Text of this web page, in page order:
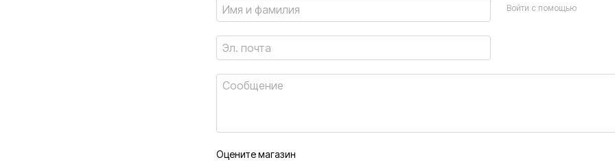
Войти с помощью
Оцените магазин